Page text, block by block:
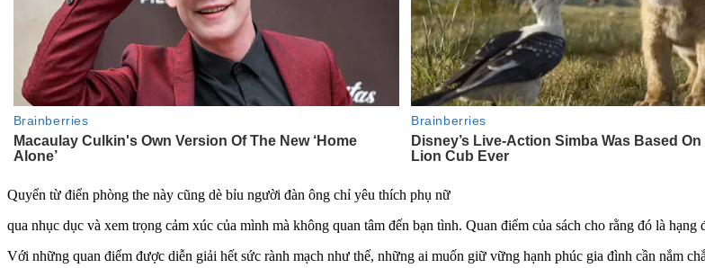
Quyển từ điển phò‌ּng th‌ּe này cũng dè bỉu người đàn ông chỉ yêu thích phụ nữ
qua nhục dục và xem trọng cảm xúc của mình mà không quan tâm đến bạ‌n tìn‌h. Quan điểm của sách cho rằng đó là
Với những quan điểm được diễn giải hết sức rành mạch như thế, những ai muốn giữ vững hạnh phúc gia đình cần nắm